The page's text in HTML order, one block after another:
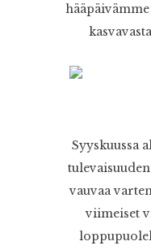
Syyskuussa
vauvaa
viimeiset